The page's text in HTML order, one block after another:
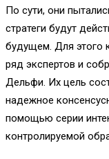
По сути, они
стратеги будут
будущем. Для этого
ряд экспертов и
Дельфи. Их цель
надежное
помощью серии
контролируемой